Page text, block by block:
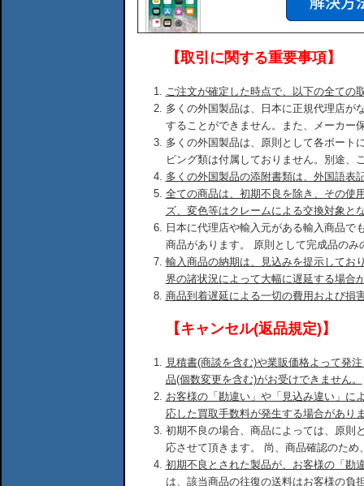
【取引に関する重要事項】
ご注文が確定した時点で、以下の全ての
多くの外国製品は、日本に正規代理店が
することができません。また、メーカー
多くの外国製品は、原則として各ボート
ピング類は付属しておりません。別途、
多くの外国製品の添附書類は、外国語表
全ての商品は、初期不良を除き、その使
ズ、変色等はクレームによる交換対象と
日本に代理店や輸入元がある輸入商品で
商品があります。 原則として完成品のみ
輸入商品の納期は、見込みを提示してお
界の諸状況によって大幅に遅延する場合
商品到着遅延による一切の費用および損
【キャンセル(返品規定)】
見積書(商談を含む)や業販価格よって発
品(個数変更を含む)がお受けできません。
お客様の「勘違い」や「見込み違い」に
応した買取手数料が発生する場合があり
初期不良の場合、商品によっては、原則
応させて頂きます。 尚、商品確認のた
初期不良とされた製品が、お客様の「勘
は、該当商品の往復の送料はお客様の負